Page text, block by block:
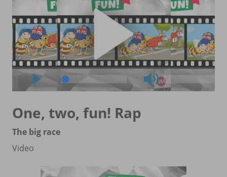
One, two, fun! Rap
The big race
Video